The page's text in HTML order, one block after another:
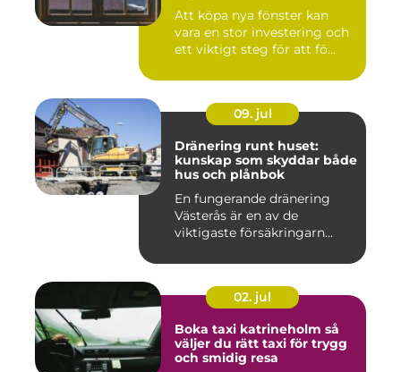
Att köpa nya fönster kan
vara en stor investering och
ett viktigt steg för att fö...
09. jul
Dränering runt huset:
kunskap som skyddar både
hus och plånbok
En fungerande dränering
Västerås är en av de
viktigaste försäkringarn...
02. jul
Boka taxi katrineholm så
väljer du rätt taxi för trygg
och smidig resa